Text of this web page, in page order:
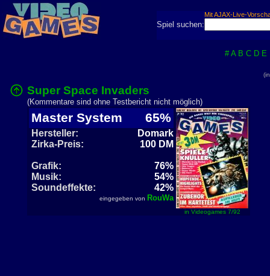
Mit AJAX-Live-
Spiel suchen:
# A B C D E
Super Space Invaders
(Kommentare sind ohne Testbericht nicht möglich)
Master System 65%
Hersteller:
Domark
Zirka-Preis:
100 DM
Grafik:
76%
Musik:
54%
Soundeffekte:
42%
eingegeben von RouWa
in Videogames 7/92